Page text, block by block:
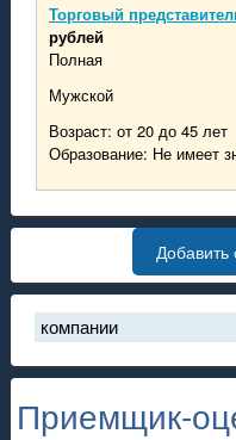
Торговый
рублей
Полная
Мужской
Возраст: от 20 до 45 лет
Образование: Не имеет
Добавить
высокооплачиваемые
«работа ДНР»
Приемщик-